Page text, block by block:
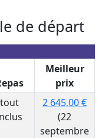
de départ
Meilleur
prix
tout
2 645,00 €
(22
septembre